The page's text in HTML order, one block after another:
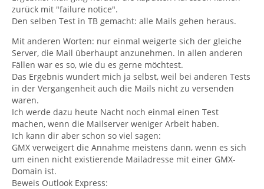
zurück mit "failure notice".
Den selben Test in TB gemacht: alle Mails gehen heraus.
Mit anderen Worten: nur einmal weigerte sich der gleiche
Server, die Mail überhaupt anzunehmen. In allen anderen
Fällen war es so, wie du es gerne möchtest.
Das Ergebnis wundert mich ja selbst, weil bei anderen Tests
in der Vergangenheit auch die Mails nicht zu versenden
waren.
Ich werde dazu heute Nacht noch einmal einen Test
machen, wenn die Mailserver weniger Arbeit haben.
Ich kann dir aber schon so viel sagen:
GMX verweigert die Annahme meistens dann, wenn es sich
um einen nicht existierende Mailadresse mit einer GMX-
Domain ist.
Beweis Outlook Express: